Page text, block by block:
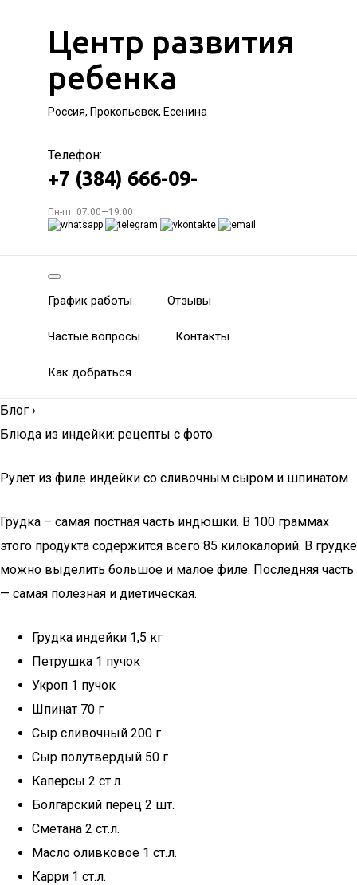
Центр развития
ребенка
Россия, Прокопьевск, Есенина
Телефон:
+7 (384) 666-09-
Пн-пт: 07:00—19:00
График работы Отзывы
Частые вопросы Контакты
Как добраться
Блог ›
Блюда из индейки: рецепты с фото
Рулет из филе индейки со сливочным сыром и шпинатом
Грудка – самая постная часть индюшки. В 100 граммах
этого продукта содержится всего 85 килокалорий. В грудке
можно выделить большое и малое филе. Последняя часть
— самая полезная и диетическая.
Грудка индейки 1,5 кг
Петрушка 1 пучок
Укроп 1 пучок
Шпинат 70 г
Сыр сливочный 200 г
Сыр полутвердый 50 г
Каперсы 2 ст.л.
Болгарский перец 2 шт.
Сметана 2 ст.л.
Масло оливковое 1 ст.л.
Карри 1 ст.л.